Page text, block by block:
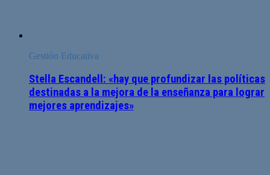
Gestión Educativa
Stella Escandell: «hay que profundizar las políticas
destinadas a la mejora de la enseñanza para lograr
mejores aprendizajes»